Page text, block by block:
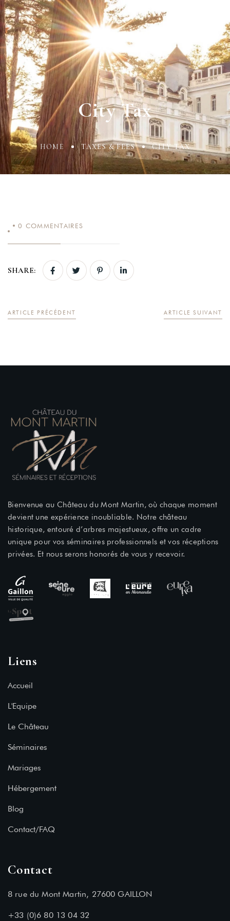
City Tax
HOME TAXES & FEES CITY TAX
0 COMMENTAIRES
SHARE:
ARTICLE PRÉCÉDENT ARTICLE SUIVANT
Bienvenue au Château du Mont Martin, où chaque moment
devient une expérience inoubliable. Notre château
historique, entouré d’arbres majestueux, offre un cadre
unique pour vos séminaires professionnels et vos réceptions
privées. Et nous serons honorés de vous y recevoir.
Liens
Accueil
L'Equipe
Le Château
Séminaires
Mariages
Hébergement
Blog
Contact/FAQ
Contact
8 rue du Mont Martin, 27600 GAILLON
+33 (0)6 80 13 04 32
Login